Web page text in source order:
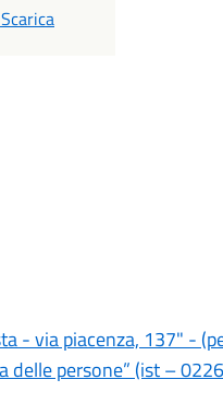
PDF
Scarica
- via piacenza, 137" -
delle persone” (ist –